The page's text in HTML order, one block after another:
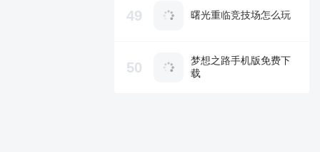
49 曙光重临竞技场怎么玩
50
梦想之路手机版免费下
载